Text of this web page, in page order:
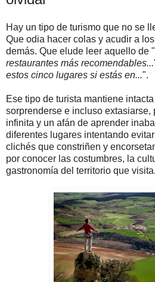
Hay un tipo de turismo que no se
Que odia hacer colas y acudir a
demás. Que elude leer aquello de "
restaurantes más recomendables...
estos cinco lugares si estás en...".
Ese tipo de turista mantiene
sorprenderse e incluso extasiarse,
infinita y un afán de aprender
diferentes lugares intentando
clichés que constriñen y
por conocer las costumbres, la
gastronomía del territorio que visita.